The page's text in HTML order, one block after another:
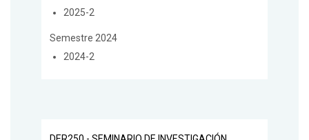
2025-2
Semestre 2024
2024-2